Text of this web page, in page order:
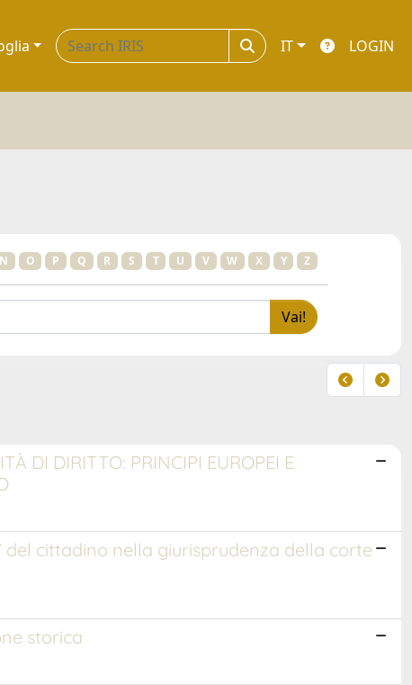
IT LOGIN
N O P Q R S T U V W X Y Z
DI DIRITTO: PRINCIPI EUROPEI E
cittadino nella giurisprudenza della corte
storica